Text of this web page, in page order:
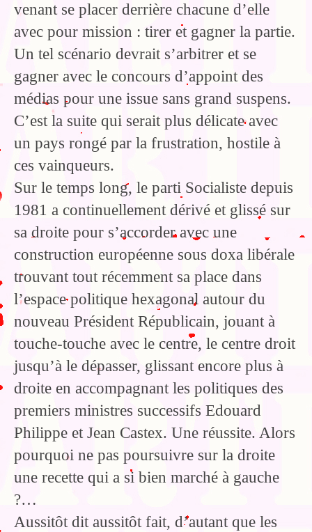
venant se placer derrière chacune d’elle
avec pour mission : tirer et gagner la partie.
Un tel scénario devrait s’arbitrer et se
gagner avec le concours d’appoint des
médias pour une issue sans grand suspens.
C’est la suite qui serait plus délicate avec
un pays rongé par la frustration, hostile à
ces vainqueurs.
Sur le temps long, le parti Socialiste depuis
1981 a continuellement dérivé et glissé sur
sa droite pour s’accorder avec une
construction européenne sous doxa libérale
trouvant tout récemment sa place dans
l’espace politique hexagonal autour du
nouveau Président Républicain, jouant à
touche-touche avec le centre, le centre droit
jusqu’à le dépasser, glissant encore plus à
droite en accompagnant les politiques des
premiers ministres successifs Edouard
Philippe et Jean Castex. Une réussite. Alors
pourquoi ne pas poursuivre sur la droite
une recette qui a si bien marché à gauche
?…
Aussitôt dit aussitôt fait, d’autant que les